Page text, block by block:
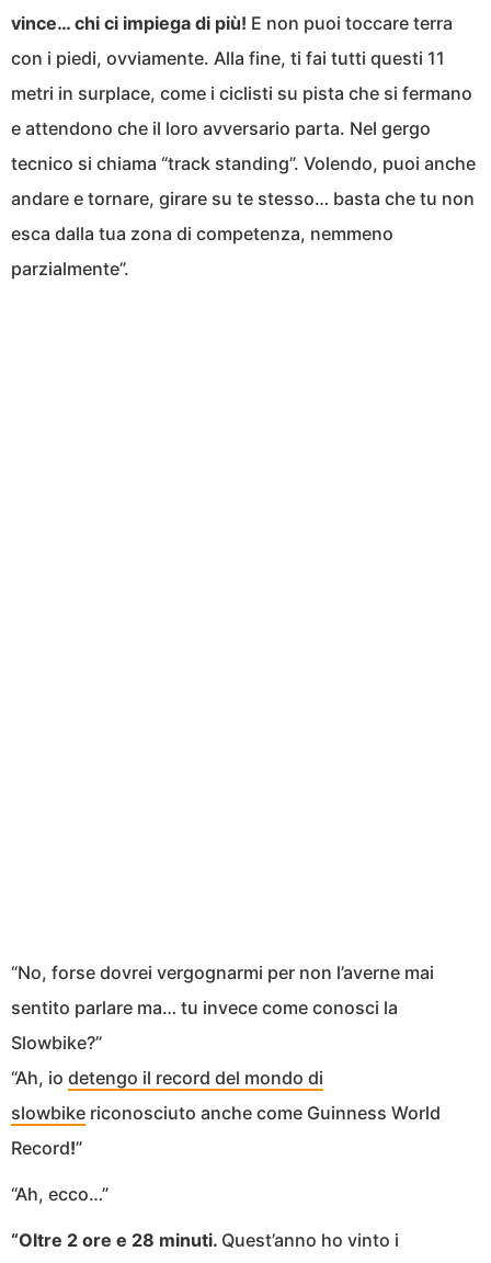
vince… chi ci impiega di più! E non puoi toccare terra
con i piedi, ovviamente. Alla fine, ti fai tutti questi 11
metri in surplace, come i ciclisti su pista che si fermano
e attendono che il loro avversario parta. Nel gergo
tecnico si chiama “track standing”. Volendo, puoi anche
andare e tornare, girare su te stesso… basta che tu non
esca dalla tua zona di competenza, nemmeno
parzialmente”.
“No, forse dovrei vergognarmi per non l’averne mai
sentito parlare ma… tu invece come conosci la
Slowbike?”
“Ah, io detengo il record del mondo di
slowbike riconosciuto anche come Guinness World
Record!”
“Ah, ecco…”
“Oltre 2 ore e 28 minuti. Quest’anno ho vinto i